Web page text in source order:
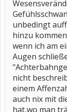
unbedingt
hinzu
wenn ich am
Augen
nicht
einem
auch nix mit
hat,wo man